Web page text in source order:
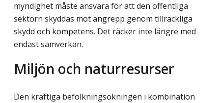
myndighet måste ansvara för att den offentliga
sektorn skyddas mot angrepp genom tillräckliga
skydd och kompetens. Det räcker inte längre med
endast samverkan.
Miljön och naturresurser
Den kraftiga befolkningsökningen i kombination